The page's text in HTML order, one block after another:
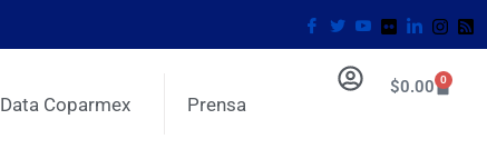
Data Coparmex Prensa
$0.00 0